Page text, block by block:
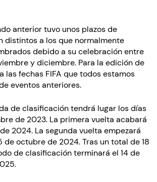
anterior tuvo unos plazos de
distintos a los que normalmente
debido a su celebración entre
y diciembre. Para la edición de
las fechas FIFA que todos estamos
eventos anteriores.
de clasificación tendrá lugar los días
de 2023. La primera vuelta acabará
2024. La segunda vuelta empezará
de octubre de 2024. Tras un total de 18
de clasificación terminará el 14 de